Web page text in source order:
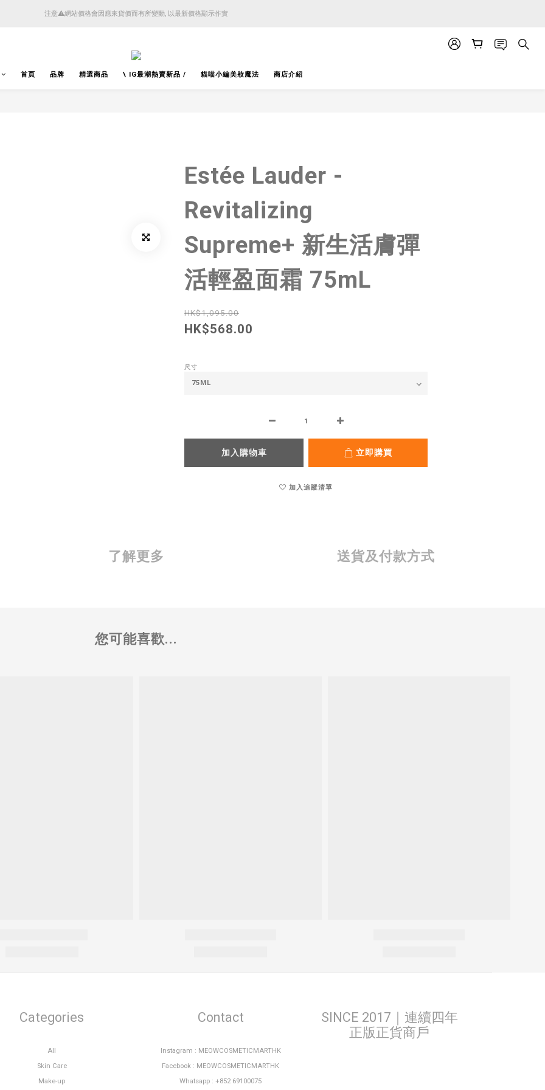
4月14日起減少SMS短訊發送, 所有快件自取訊息通知將全部改為透過官方應用程式「SFHK APP」推送。
注意⚠️網站價格會因應來貨價而有所變動, 以最新價格顯示作實
首頁 品牌 精選商品 \ IG最潮熱賣新品 / 貓喵小編美妝魔法 商店介紹
Estée Lauder -
Revitalizing
Supreme+ 新生活膚彈
活輕盈面霜 75mL
HK$1,095.00
HK$568.00
尺寸
加入購物車 立即購買
加入追蹤清單
了解更多 送貨及付款方式
您可能喜歡...
Categories
All
Skin Care
Make-up
Contact
Instagram : MEOWCOSMETICMARTHK
Facebook : MEOWCOSMETICMARTHK
Whatsapp : +852 69100075
SINCE 2017｜連續四年
正版正貨商戶